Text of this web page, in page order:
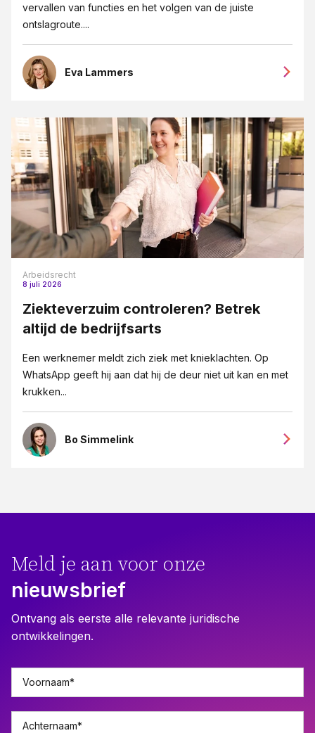
vervallen van functies en het volgen van de juiste
ontslagroute....
Eva Lammers
Arbeidsrecht
8 juli 2026
Ziekteverzuim controleren? Betrek
altijd de bedrijfsarts
Een werknemer meldt zich ziek met knieklachten. Op
WhatsApp geeft hij aan dat hij de deur niet uit kan en met
krukken...
Bo Simmelink
Meld je aan voor onze
nieuwsbrief
Ontvang als eerste alle relevante juridische
ontwikkelingen.
Voornaam*
Achternaam*